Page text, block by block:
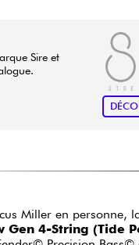
Sire et
Miller en personne,
Gen 4-String (Tide